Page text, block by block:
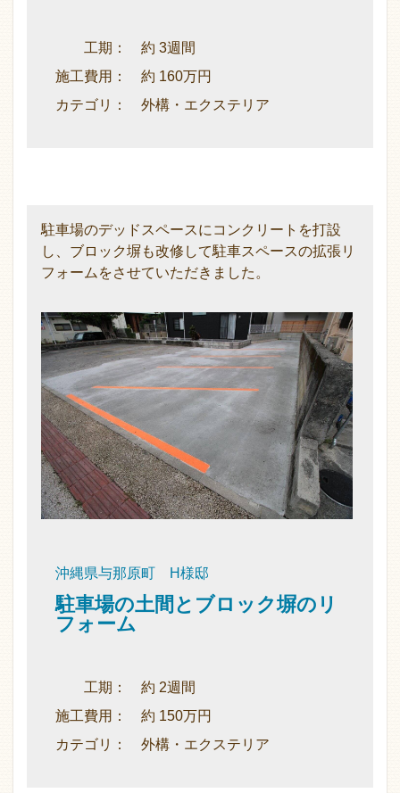
工期： 約 3週間
施工費用： 約 160万円
カテゴリ： 外構・エクステリア
駐車場のデッドスペースにコンクリートを打設
し、ブロック塀も改修して駐車スペースの拡張リ
フォームをさせていただきました。
沖縄県与那原町 H様邸
駐車場の土間とブロック塀のリ
フォーム
工期： 約 2週間
施工費用： 約 150万円
カテゴリ： 外構・エクステリア